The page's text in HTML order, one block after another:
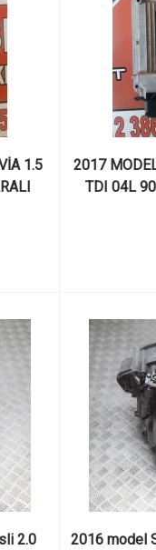
1.5
2017
TDI 04L
2.0 2016 model